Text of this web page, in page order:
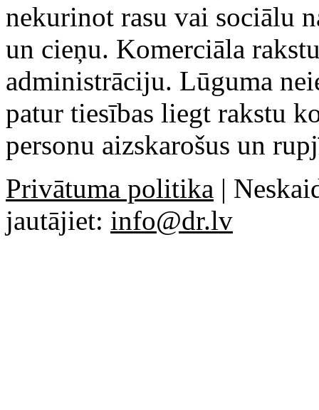
nekurinot rasu vai sociālu
un cieņu. Komerciāla
administrāciju. Lūguma
patur tiesības liegt rakstu
personu aizskarošus un
Privātuma politika |
jautājiet: info@dr.lv